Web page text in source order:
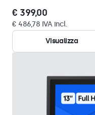
€ 399,00
€ 486,78 IVA incl.
Visualizza